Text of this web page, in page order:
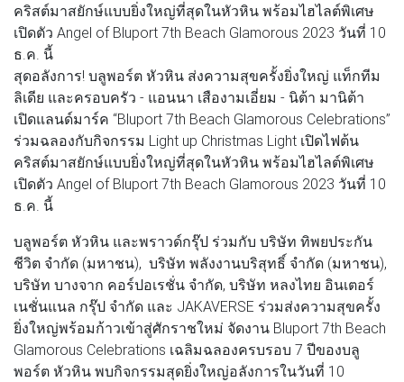
คริสต์มาสยักษ์แบบยิ่งใหญ่ที่สุดในหัวหิน พร้อมไฮไลต์พิเศษ
เปิดตัว Angel of Bluport 7th Beach Glamorous 2023 วันที่ 10
ธ.ค. นี้
สุดอลังการ! บลูพอร์ต หัวหิน ส่งความสุขครั้งยิ่งใหญ่ แท็กทีม
ลิเดีย และครอบครัว - แอนนา เสืองามเอี่ยม - นิต้า มานิต้า
เปิดแลนด์มาร์ค “Bluport 7th Beach Glamorous Celebrations”
ร่วมฉลองกับกิจกรรม Light up Christmas Light เปิดไฟต้น
คริสต์มาสยักษ์แบบยิ่งใหญ่ที่สุดในหัวหิน พร้อมไฮไลต์พิเศษ
เปิดตัว Angel of Bluport 7th Beach Glamorous 2023 วันที่ 10
ธ.ค. นี้
บลูพอร์ต หัวหิน และพราวด์กรุ๊ป ร่วมกับ บริษัท ทิพยประกัน
ชีวิต จำกัด (มหาชน), บริษัท พลังงานบริสุทธิ์ จำกัด (มหาชน),
บริษัท บางจาก คอร์ปอเรชั่น จำกัด, บริษัท หลงไทย อินเตอร์
เนชั่นแนล กรุ๊ป จำกัด และ JAKAVERSE ร่วมส่งความสุขครั้ง
ยิ่งใหญ่พร้อมก้าวเข้าสู่ศักราชใหม่ จัดงาน Bluport 7th Beach
Glamorous Celebrations เฉลิมฉลองครบรอบ 7 ปีของบลู
พอร์ต หัวหิน พบกิจกรรมสุดยิ่งใหญ่อลังการในวันที่ 10